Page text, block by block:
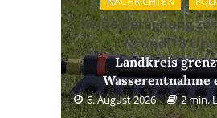
Keine Beregnung
12 und 18 Uhr
Landkreis
Wasserentnahme
6. August 2026 2 min.